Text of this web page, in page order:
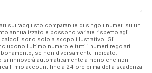
sull'acquisto comparabile di singoli numeri su un
annualizzato e possono variare rispetto agli
calcoli sono solo a scopo illustrativo. Gli
l'ultimo numero e tutti i numeri regolari
se non diversamente indicato.
si rinnoverà automaticamente a meno che non
Il mio account fino a 24 ore prima della scadenza